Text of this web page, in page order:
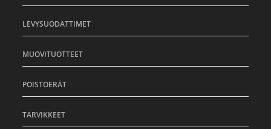
LEVYSUODATTIMET
MUOVITUOTTEET
POISTOERÄT
TARVIKKEET